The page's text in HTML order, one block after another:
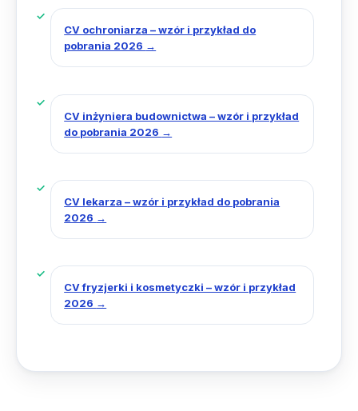
CV ochroniarza – wzór i przykład do
pobrania 2026 →
CV inżyniera budownictwa – wzór i przykład
do pobrania 2026 →
CV lekarza – wzór i przykład do pobrania
2026 →
CV fryzjerki i kosmetyczki – wzór i przykład
2026 →